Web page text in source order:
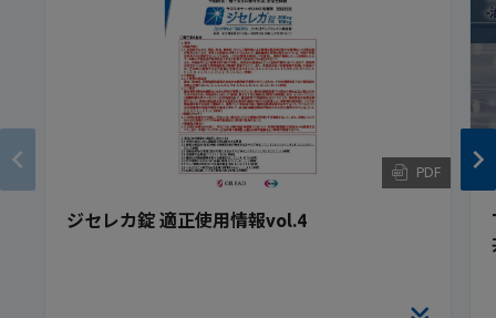
PDF
ジセレカ錠 適正使用情報vol.4